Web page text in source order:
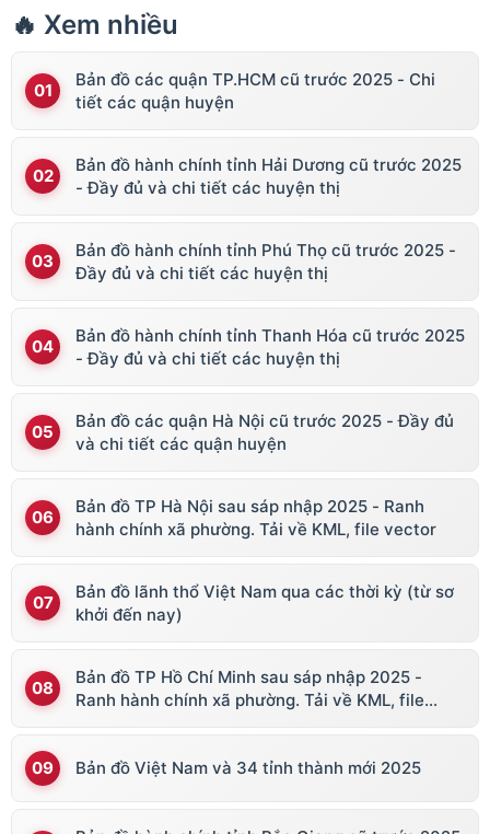
🔥 Xem nhiều
Bản đồ các quận TP.HCM cũ trước 2025 - Chi
tiết các quận huyện
Bản đồ hành chính tỉnh Hải Dương cũ trước 2025
- Đầy đủ và chi tiết các huyện thị
Bản đồ hành chính tỉnh Phú Thọ cũ trước 2025 -
Đầy đủ và chi tiết các huyện thị
Bản đồ hành chính tỉnh Thanh Hóa cũ trước 2025
- Đầy đủ và chi tiết các huyện thị
Bản đồ các quận Hà Nội cũ trước 2025 - Đầy đủ
và chi tiết các quận huyện
Bản đồ TP Hà Nội sau sáp nhập 2025 - Ranh
hành chính xã phường. Tải về KML, file vector
Bản đồ lãnh thổ Việt Nam qua các thời kỳ (từ sơ
khởi đến nay)
Bản đồ TP Hồ Chí Minh sau sáp nhập 2025 -
Ranh hành chính xã phường. Tải về KML, file
Bản đồ Việt Nam và 34 tỉnh thành mới 2025